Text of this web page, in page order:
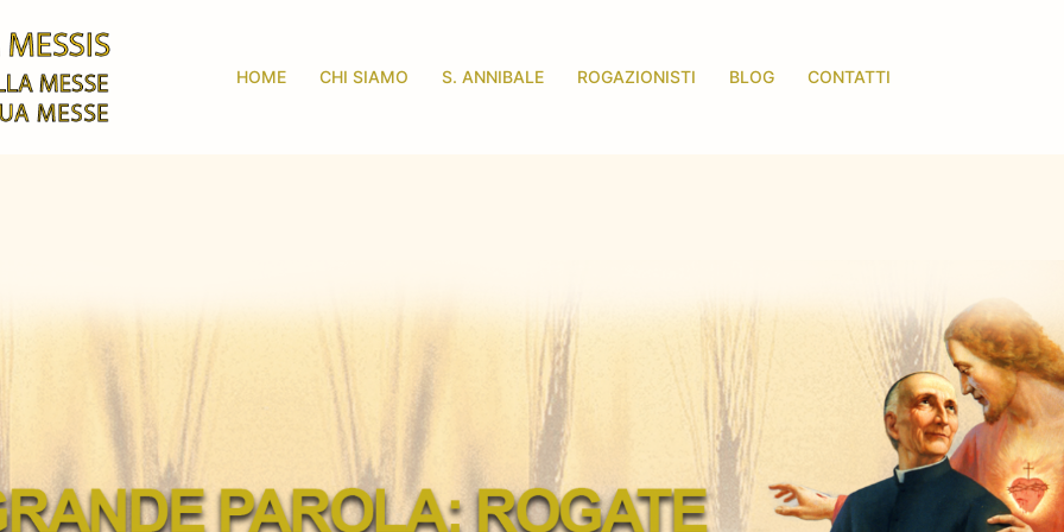
HOME CHI SIAMO S. ANNIBALE ROGAZIONISTI BLOG CONTATTI